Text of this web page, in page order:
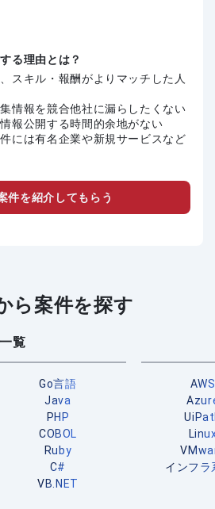
る理由とは？
スキル・報酬がよりマッチした人
情報を競合他社に漏らしたくない
報公開する時間的余地がない
には有名企業や新規サービスなど
件を紹介してもらう
ら案件を探す
覧
Go言語
Java
PHP
COBOL
Ruby
C#
VB.NET
AWS
インフラ